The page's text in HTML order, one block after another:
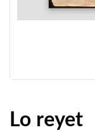
Lo reyet